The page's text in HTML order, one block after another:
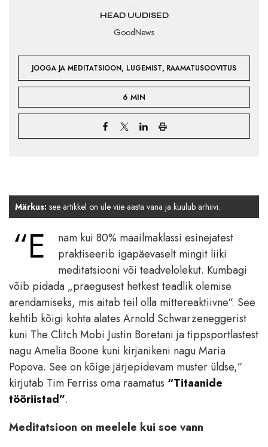
HEAD UUDISED
GoodNews
JOOGA JA MEDITATSIOON, LUGEMIST, RAAMATUSOOVITUS
6 MIN
Märkus: see artikkel on üle viie aasta vana ja kuulub arhiivi.
“E
nam kui 80% maailmaklassi esinejatest
praktiseerib igapäevaselt mingit liiki
meditatsiooni või teadvelolekut. Kumbagi
võib pidada „praegusest hetkest teadlik olemise
arendamiseks, mis aitab teil olla mittereaktiivne“. See
kehtib kõigi kohta alates Arnold Schwarzeneggerist
kuni The Clitch Mobi Justin Boretani ja tippsportlastest
nagu Amelia Boone kuni kirjanikeni nagu Maria
Popova. See on kõige järjepidevam muster üldse,”
kirjutab Tim Ferriss oma raamatus “Titaanide
tööriistad”.
Meditatsioon on meelele kui soe vann